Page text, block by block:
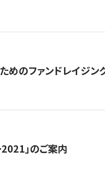
ためのファンドレイジ
」のご案内